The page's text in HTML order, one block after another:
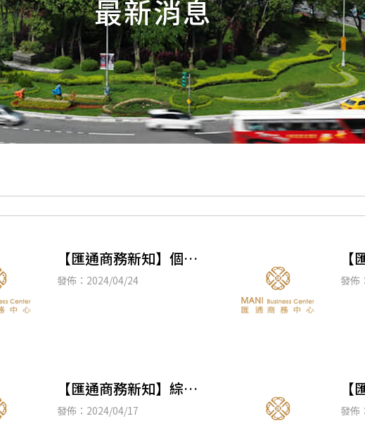
最新消息
【匯通商務新知】個人
房東看過來！公益出租
發佈：2024/04/24
用
發佈
【匯通商務新知】綜合
所得稅申報符合一定條
發佈：2024/04/17
成
發佈